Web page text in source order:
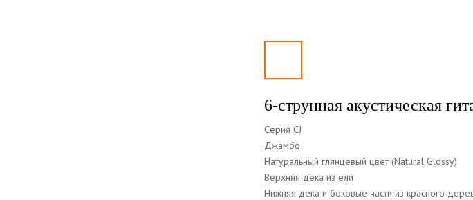
6-струнная акустическая
Серия CJ
Джамбо
Натуральный глянцевый цвет (Natural Glossy)
Верхняя дека из ели
Нижняя дека и боковые части из красного